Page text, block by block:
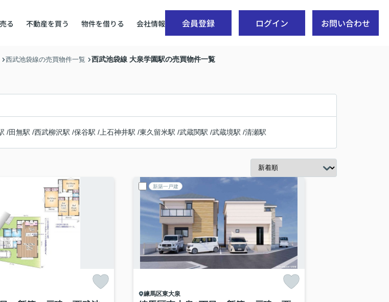
る 不動産を買う 物件を借りる 会社情報 会員登録 ログイン お問い合わせ
西武池袋線の売買物件一覧 西武池袋線 大泉学園駅の売買物件一覧
/田無駅 /西武柳沢駅 /保谷駅 / 上石神井駅 /東久留米駅 /武蔵関駅 /武蔵境駅 /清瀬駅
新築一戸建
練馬区東大泉